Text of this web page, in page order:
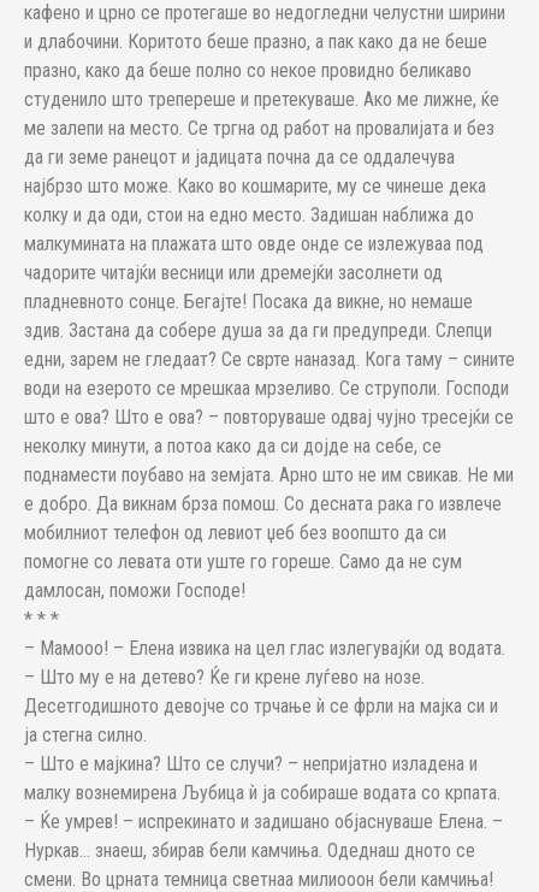
кафено и црно се протегаше во недогледни челустни ширини
и длабочини. Коритото беше празно, а пак како да не беше
празно, како да беше полно со некое провидно беликаво
студенило што трепереше и претекуваше. Ако ме лижне, ќе
ме залепи на место. Се тргна од работ на провалијата и без
да ги земе ранецот и јадицата почна да се оддалечува
најбрзо што може. Како во кошмарите, му се чинеше дека
колку и да оди, стои на едно место. Задишан наближа до
малкумината на плажата што овде онде се излежуваа под
чадорите читајќи весници или дремејќи засолнети од
пладневното сонце. Бегајте! Посака да викне, но немаше
здив. Застана да собере душа за да ги предупреди. Слепци
едни, зарем не гледаат? Се сврте наназад. Кога таму – сините
води на езерото се мрешкаа мрзеливо. Се струполи. Господи
што е ова? Што е ова? – повторуваше одвај чујно тресејќи се
неколку минути, а потоа како да си дојде на себе, се
поднамести поубаво на земјата. Арно што не им свикав. Не ми
е добро. Да викнам брза помош. Со десната рака го извлече
мобилниот телефон од левиот џеб без воопшто да си
помогне со левата оти уште го гореше. Само да не сум
дамлосан, поможи Господе!
* * *
– Мамооо! – Елена извика на цел глас излегувајќи од водата.
– Што му е на детево? Ќе ги крене луѓево на нозе.
Десетгодишното девојче со трчање ѝ се фрли на мајка си и
ја стегна силно.
– Што е мајкина? Што се случи? – непријатно изладена и
малку вознемирена Љубица ѝ ја собираше водата со крпата.
– Ќе умрев! – испрекинато и задишано објаснуваше Елена. –
Нуркав… знаеш, збирав бели камчиња. Одеднаш дното се
смени. Во црната темница светнаа милиооон бели камчиња!